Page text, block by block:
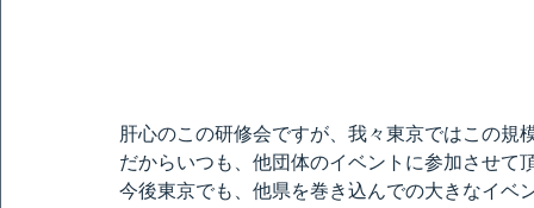
肝心のこの研修会ですが、我々東京ではこの規
だからいつも、他団体のイベントに参加させて
今後東京でも、他県を巻き込んでの大きなイベ